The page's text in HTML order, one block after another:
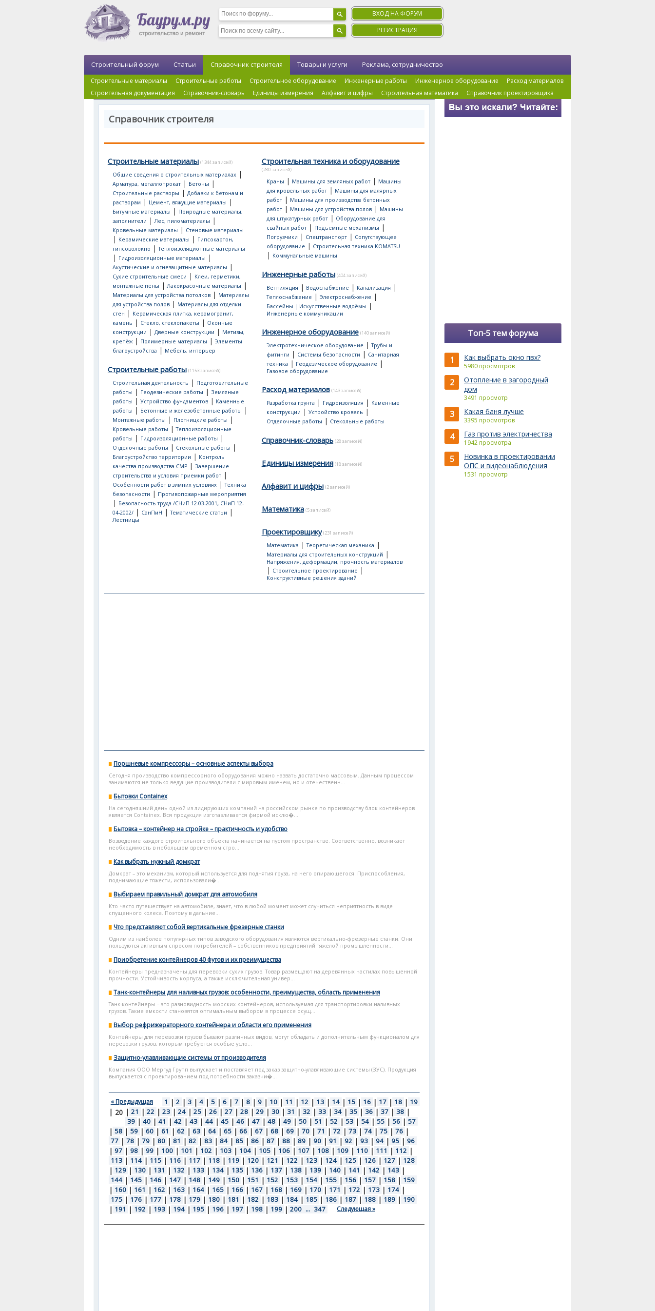
ВХОД НА ФОРУМ
РЕГИСТРАЦИЯ
Строительный форум Статьи Справочник строителя
Строительные материалы Строительные работы Строительное оборудование Инженерные работы Инженерное оборудование
Расход материалов
Строительная документация
Справочник-словарь Единицы измерения Алфавит и цифры Строительная математика Справочник проектировщика
Товары и услуги Реклама, сотрудничество
Справочник строителя
Строительные материалы (1344 записей)
Общие сведения о строительных материалах|
Арматура, металлопрокат| Бетоны |
Строительные растворы | Добавки к бетонам и
растворам | Цемент, вяжущие материалы |
Битумные материалы | Природные материалы,
заполнители |Лес, пиломатериалы |
Кровельные материалы | Стеновые материалы
| Керамические материалы | Гипсокартон,
гипсоволокно |Теплоизоляционные материалы
| Гидроизоляционные материалы |
Акустические и огнезащитные материалы |
Сухие строительные смеси | Клеи, герметики,
монтажные пены |Лакокрасочные материалы |
Материалы для устройства потолков| Материалы
для устройства полов| Материалы для отделки
стен | Керамическая плитка, керамогранит,
камень | Стекло, стеклопакеты | Оконные
конструкции | Дверные конструкции | Метизы,
крепёж| Полимерные материалы | Элементы
благоустройства | Мебель, интерьер
Строительные работы (1153 записей)
Строительная деятельность | Подготовительные
работы | Геодезические работы | Земляные
работы | Устройство фундаментов| Каменные
работы | Бетонные и железобетонные работы |
Монтажные работы | Плотницкие работы |
Кровельные работы |Теплоизоляционные
работы | Гидроизоляционные работы |
Отделочные работы | Стекольные работы |
Благоустройство территории | Контроль
качества производства СМР| Завершение
строительства и условия приемки работ|
Особенности работ в зимних условиях|Техника
безопасности | Противопожарные мероприятия
| Безопасность труда /СНиП 12-03-2001, СНиП 12-
04-2002/| СанПиН |Тематические статьи |
Лестницы
Строительная техника и оборудование
(280 записей)
Краны | Машины для земляных работ| Машины
для кровельных работ| Машины для малярных
работ| Машины для производства бетонных
работ| Машины для устройства полов| Машины
для штукатурных работ| Оборудование для
свайных работ| Подъемные механизмы |
Погрузчики | Спецтранспорт| Сопутствующее
оборудование | Строительная техника KOMATSU
| Коммунальные машины
Инженерные работы (404 записей)
Вентиляция | Водоснабжение | Канализация |
Теплоснабжение | Электроснабжение |
Бассейны | Искусственные водоёмы |
Инженерные коммуникации
Инженерное оборудование (140 записей)
Электротехническое оборудование |Трубы и
фитинги | Системы безопасности | Санитарная
техника | Геодезическое оборудование |
Газовое оборудование
Расход материалов (143 записей)
Разработка грунта | Гидроизоляция | Каменные
конструкции | Устройство кровель |
Отделочные работы | Стекольные работы
Справочник-словарь (28 записей)
Единицы измерения (18 записей)
Алфавит и цифры (2 записей)
Математика (5 записей)
Проектировщику (231 записей)
Математика |Теоретическая механика |
Материалы для строительных конструкций |
Напряжения, деформации, прочность материалов
| Строительное проектирование |
Конструктивные решения зданий
Поршневые компрессоры – основные аспекты выбора
Сегодня производство компрессорного оборудования можно назвать достаточно массовым. Данным процессом
занимаются не только ведущие производители с мировым именем, но и отечественн...
Бытовки Containex
На сегодняшний день одной из лидирующих компаний на российском рынке по производству блок контейнеров
является Containex. Вся продукция изготавливается фирмой исклю�...
Бытовка – контейнер на стройке – практичность и удобство
Возведение каждого строительного объекта начинается на пустом пространстве. Соответственно, возникает
необходимость в небольшом временном стро...
Как выбрать нужный домкрат
Домкрат – это механизм, который используется для поднятия груза, на него опирающегося. Приспособления,
поднимающие тяжести, использовали�...
Выбираем правильный домкрат для автомобиля
Кто часто путешествует на автомобиле, знает, что в любой момент может случиться неприятность в виде
спущенного колеса. Поэтому в дальние...
Что представляют собой вертикальные фрезерные станки
Одним из наиболее популярных типов заводского оборудования являются вертикально-фрезерные станки. Они
пользуются активным спросом потребителей – собственников предприятий тяжелой промышленности...
Приобретение контейнеров 40 футов и их преимущества
Контейнеры предназначены для перевозки сухих грузов. Товар размещают на деревянных настилах повышенной
прочности. Устойчивость корпуса, а также исключительная универ...
Танк-контейнеры для наливных грузов: особенности, преимущества, область применения
Танк-контейнеры – это разновидность морских контейнеров, используемая для транспортировки наливных
грузов. Такие емкости становятся оптимальным выбором в процессе осущ...
Выбор рефрижераторного контейнера и области его применения
Контейнеры для перевозки грузов бывают различных видов, могут обладать и дополнительным функционалом для
перевозки грузов, которым требуются особые усло...
Защитно-улавливающие системы от производителя
Компания ООО Мергуд Групп выпускает и поставляет под заказ защитно-улавливающие системы (ЗУС). Продукция
выпускается с проектированием под потребности заказчи�...
« Предыдущая 1 | 2 | 3 | 4 | 5 | 6 | 7 | 8 | 9 | 10 | 11 | 12 | 13 | 14 | 15 | 16 | 17 | 18 | 19
| 20 | 21 | 22 | 23 | 24 | 25 | 26 | 27 | 28 | 29 | 30 | 31 | 32 | 33 | 34 | 35 | 36 | 37 | 38 |
39 | 40 | 41 | 42 | 43 | 44 | 45 | 46 | 47 | 48 | 49 | 50 | 51 | 52 | 53 | 54 | 55 | 56 | 57
| 58 | 59 | 60 | 61 | 62 | 63 | 64 | 65 | 66 | 67 | 68 | 69 | 70 | 71 | 72 | 73 | 74 | 75 | 76 |
77 | 78 | 79 | 80 | 81 | 82 | 83 | 84 | 85 | 86 | 87 | 88 | 89 | 90 | 91 | 92 | 93 | 94 | 95 | 96
| 97 | 98 | 99 | 100 | 101 | 102 | 103 | 104 | 105 | 106 | 107 | 108 | 109 | 110 | 111 | 112 |
113 | 114 | 115 | 116 | 117 | 118 | 119 | 120 | 121 | 122 | 123 | 124 | 125 | 126 | 127 | 128
| 129 | 130 | 131 | 132 | 133 | 134 | 135 | 136 | 137 | 138 | 139 | 140 | 141 | 142 | 143 |
144 | 145 | 146 | 147 | 148 | 149 | 150 | 151 | 152 | 153 | 154 | 155 | 156 | 157 | 158 | 159
| 160 | 161 | 162 | 163 | 164 | 165 | 166 | 167 | 168 | 169 | 170 | 171 | 172 | 173 | 174 |
175 | 176 | 177 | 178 | 179 | 180 | 181 | 182 | 183 | 184 | 185 | 186 | 187 | 188 | 189 | 190
| 191 | 192 | 193 | 194 | 195 | 196 | 197 | 198 | 199 | 200 ... 347 Следующая »
Топ-5 тем форума
1 Как выбрать окно пвх?
5980 просмотров
2
Отопление в загородный
дом
3491 просмотр
3 Какая баня лучше
3395 просмотров
4 Газ против электричества
1942 просмотра
5
Новинка в проектировании
ОПС и видеонаблюдения
1531 просмотр